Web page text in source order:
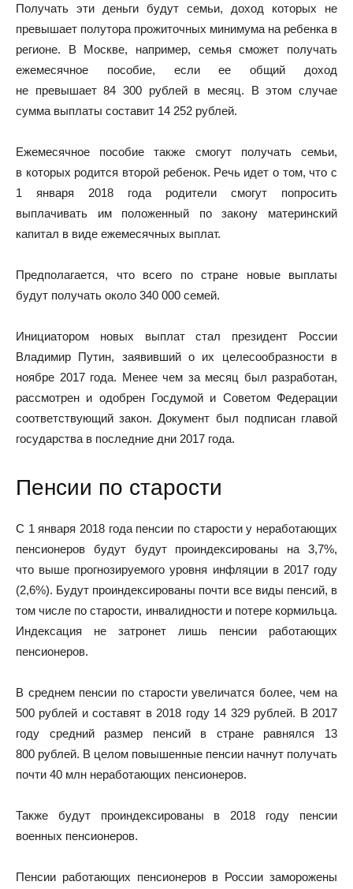
Получать эти деньги будут семьи, доход которых не
превышает полутора прожиточных минимума на ребенка в
регионе. В Москве, например, семья сможет получать
ежемесячное пособие, если ее общий доход
не превышает 84 300 рублей в месяц. В этом случае
сумма выплаты составит 14 252 рублей.
Ежемесячное пособие также смогут получать семьи,
в которых родится второй ребенок. Речь идет о том, что с
1 января 2018 года родители смогут попросить
выплачивать им положенный по закону материнский
капитал в виде ежемесячных выплат.
Предполагается, что всего по стране новые выплаты
будут получать около 340 000 семей.
Инициатором новых выплат стал президент России
Владимир Путин, заявивший о их целесообразности в
ноябре 2017 года. Менее чем за месяц был разработан,
рассмотрен и одобрен Госдумой и Советом Федерации
соответствующий закон. Документ был подписан главой
государства в последние дни 2017 года.
Пенсии по старости
С 1 января 2018 года пенсии по старости у неработающих
пенсионеров будут будут проиндексированы на 3,7%,
что выше прогнозируемого уровня инфляции в 2017 году
(2,6%). Будут проиндексированы почти все виды пенсий, в
том числе по старости, инвалидности и потере кормильца.
Индексация не затронет лишь пенсии работающих
пенсионеров.
В среднем пенсии по старости увеличатся более, чем на
500 рублей и составят в 2018 году 14 329 рублей. В 2017
году средний размер пенсий в стране равнялся 13
800 рублей. В целом повышенные пенсии начнут получать
почти 40 млн неработающих пенсионеров.
Также будут проиндексированы в 2018 году пенсии
военных пенсионеров.
Пенсии работающих пенсионеров в России заморожены